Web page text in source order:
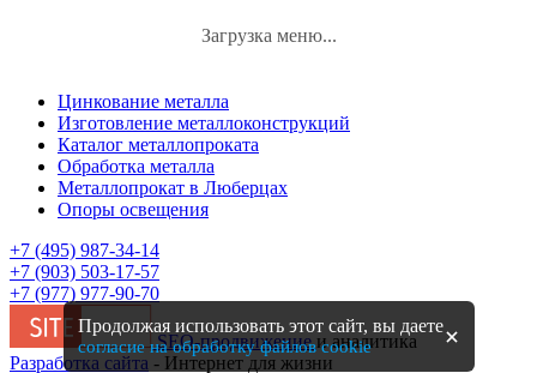
Загрузка меню...
Цинкование металла
Изготовление металлоконструкций
Каталог металлопроката
Обработка металла
Металлопрокат в Люберцах
Опоры освещения
+7 (495) 987-34-14
+7 (903) 503-17-57
+7 (977) 977-90-70
SEO-продвижениеи аналитика
Разработка сайта - Интернет для жизни
Продолжая использовать этот сайт, вы даете
согласие на обработку файлов cookie